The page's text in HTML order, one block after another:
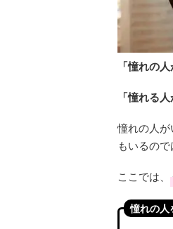
「憧れの
「憧れる
憧れの人
もいるので
ここでは、
憧れの人